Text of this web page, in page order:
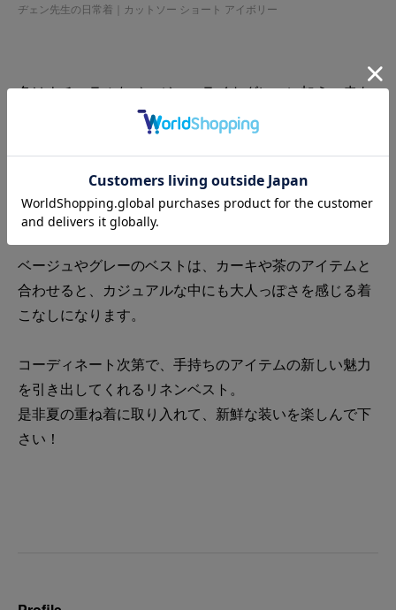
ヂェン先生の日常着｜カットソー ショート アイボリー
色はナチュラルなベージュ、ライトグレーに加え、赤も
えめなトーンなので、生成りやグレーなどのニュアンス
カラーのアイテムと相性抜群です。
ベージュやグレーのベストは、カーキや茶のアイテムと
合わせると、カジュアルな中にも大人っぽさを感じる着
こなしになります。
コーディネート次第で、手持ちのアイテムの新しい魅力
を引き出してくれるリネンベスト。
是非夏の重ね着に取り入れて、新鮮な装いを楽しんで下
さい！